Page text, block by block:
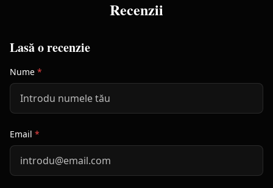
Recenzii
Lasă o recenzie
Nume *
Email *